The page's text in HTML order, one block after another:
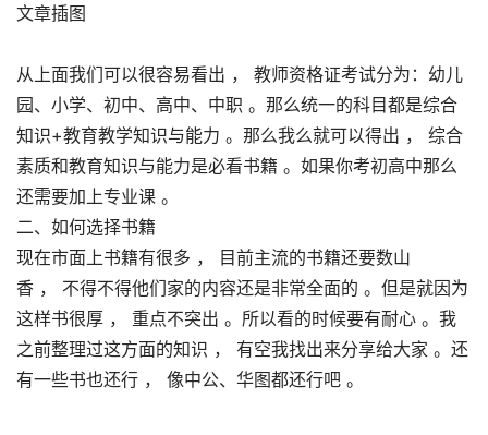
文章插图
从上面我们可以很容易看出 ， 教师资格证考试分为：幼儿
园、小学、初中、高中、中职 。那么统一的科目都是综合
知识+教育教学知识与能力 。那么我么就可以得出 ， 综合
素质和教育知识与能力是必看书籍 。如果你考初高中那么
还需要加上专业课 。
二、如何选择书籍
现在市面上书籍有很多 ， 目前主流的书籍还要数山
香 ， 不得不得他们家的内容还是非常全面的 。但是就因为
这样书很厚 ， 重点不突出 。所以看的时候要有耐心 。我
之前整理过这方面的知识 ， 有空我找出来分享给大家 。还
有一些书也还行 ， 像中公、华图都还行吧 。